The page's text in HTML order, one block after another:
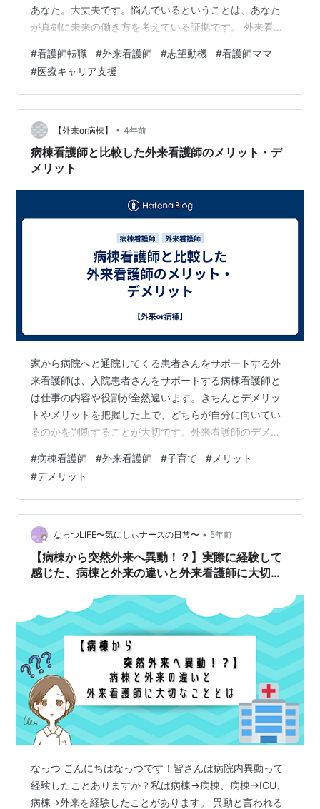
あなた。大丈夫です。悩んでいるということは、あなた
が真剣に未来の働き方を考えている証拠です。 外来看護
功させるための準備まで、この記事でしっかり解説しま
す！ 外来看護師への転職が人気の理由 外来看護師への転
職が近年とても注目されています。その理由は、勤務ス
タイルの柔軟さと、患者との「つながり」が深まる特性
にあります。 まず、多くの外来勤務は日勤帯が中心で、
夜勤がない、もしくは少ないケース…
#看護師転職 #外来看護師 #志望動機 #看護師ママ
#医療キャリア支援
【外来or病棟】 • 4年前
病棟看護師と比較した外来看護師のメリット・デ
メリット
家から病院へと通院してくる患者さんをサポートする外
来看護師は、入院患者さんをサポートする病棟看護師と
は仕事の内容や役割が全然違います。きちんとデメリッ
トやメリットを把握した上で、どちらが自分に向いてい
るのかを判断することが大切です。外来看護師のデメリ
護師は24時間体制で入院患者さんのケアを行うため、患
者さんと接する時間は比較的長いという特徴がありま
す。しかし、外来看護師は患者さんが来院して診察を終
えるまでの短い時間だけが患者さんとの接触時間となる
ので、ひとりひとりの患者さんとの関係は希薄になると
いう傾向があります。2つ目は、病棟看護師に比べると…
#病棟看護師 #外来看護師 #子育て # メリット
#デメリット
なっつLIFE〜気にしぃナースの日常〜 • 5年前
【病棟から突然外来へ異動！？】実際に経験して
感じた、病棟と外来の違いと外来看護師に大切な
なっつ こんにちはなっつです！皆さんは病院内異動って
経験したことありますか？私は病棟→病棟、病棟→ICU、
病棟→外来を経験したことがあります。 異動と言われる